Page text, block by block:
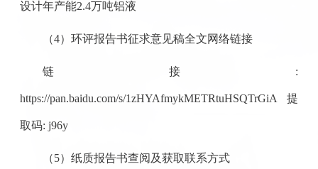
设计年产能2.4万吨铝液
（4）环评报告书征求意见稿全文网络链接
链接:
https://pan.baidu.com/s/1zHYAfmykMETRtuHSQTrGiA 提
取码: j96y
（5）纸质报告书查阅及获取联系方式